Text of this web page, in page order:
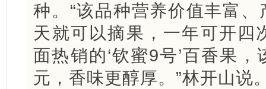
种。“该品种营养价值丰富
天就可以摘果，一年可开四
面热销的‘钦蜜9号’百香果
元，香味更醇厚。”林开山说